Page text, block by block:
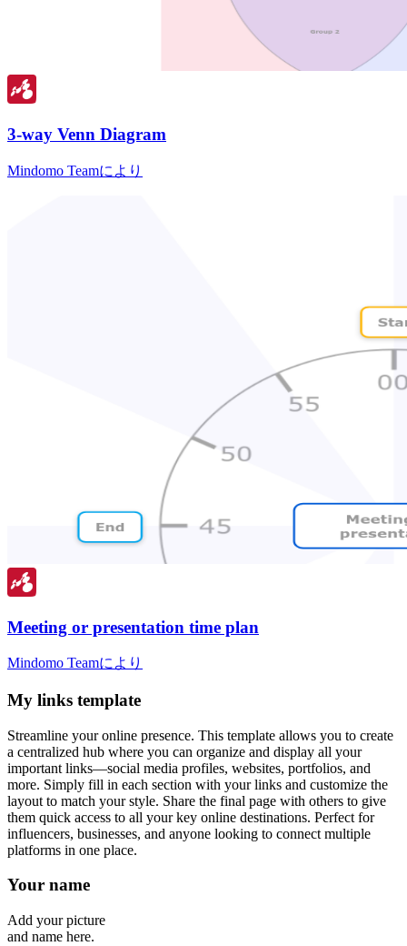
3-way Venn Diagram
Mindomo Teamにより
Meeting or presentation time plan
Mindomo Teamにより
My links template
Streamline your online presence. This template allows you to create
a centralized hub where you can organize and display all your
important links—social media profiles, websites, portfolios, and
more. Simply fill in each section with your links and customize the
layout to match your style. Share the final page with others to give
them quick access to all your key online destinations. Perfect for
influencers, businesses, and anyone looking to connect multiple
platforms in one place.
Your name
Add your picture
and name here.